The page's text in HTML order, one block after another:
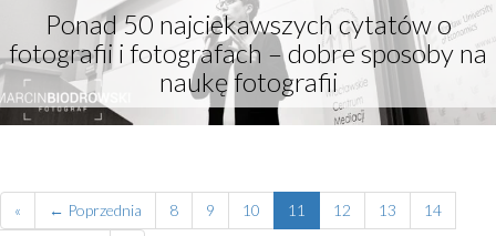
Ponad 50 najciekawszych cytatów o
fotografii i fotografach – dobre sposoby na
naukę fotografii
« ← Poprzednia 8 9 10 11 12 13
14